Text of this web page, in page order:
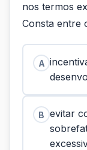
nos termos
Consta entre
A
B evitar